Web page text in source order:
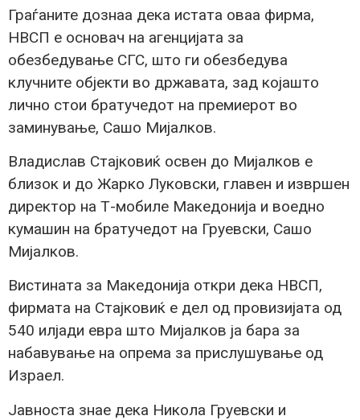
Граѓаните дознаа дека истата оваа фирма,
НВСП е основач на агенцијата за
обезбедување СГС, што ги обезбедува
клучните објекти во државата, зад којашто
лично стои братучедот на премиерот во
заминување, Сашо Мијалков.
Владислав Стајковиќ освен до Мијалков е
близок и до Жарко Луковски, главен и извршен
директор на Т-мобиле Македонија и воедно
кумашин на братучедот на Груевски, Сашо
Мијалков.
Вистината за Македонија откри дека НВСП,
фирмата на Стајковиќ е дел од провизијата од
540 илјади евра што Мијалков ја бара за
набавување на опрема за прислушување од
Израел.
Јавноста знае дека Никола Груевски и